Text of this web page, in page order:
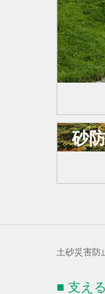
砂
土砂災害防
■ 支える